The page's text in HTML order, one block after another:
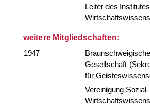
Leiter des
weitere Mitgliedschaften:
1947
Gesellschaft
für
Vereinigung